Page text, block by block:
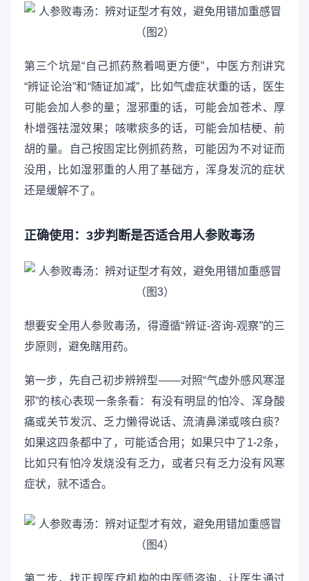
第三个坑是“自己抓药熬着喝更方便”，中医方剂讲究
“辨证论治”和“随证加减”，比如气虚症状重的话，医生
可能会加人参的量；湿邪重的话，可能会加苍术、厚
朴增强祛湿效果；咳嗽痰多的话，可能会加桔梗、前
胡的量。自己按固定比例抓药熬，可能因为不对证而
没用，比如湿邪重的人用了基础方，浑身发沉的症状
还是缓解不了。
正确使用：3步判断是否适合用人参败毒汤
想要安全用人参败毒汤，得遵循“辨证-咨询-观察”的三
步原则，避免瞎用药。
第一步，先自己初步辨辨型——对照“气虚外感风寒湿
邪”的核心表现一条条看：有没有明显的怕冷、浑身酸
痛或关节发沉、乏力懒得说话、流清鼻涕或咳白痰？
如果这四条都中了，可能适合用；如果只中了1-2条，
比如只有怕冷发烧没有乏力，或者只有乏力没有风寒
症状，就不适合。